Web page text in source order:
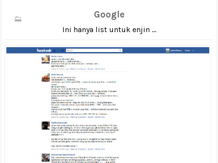
Google
Ini hanya list untuk enjin ...